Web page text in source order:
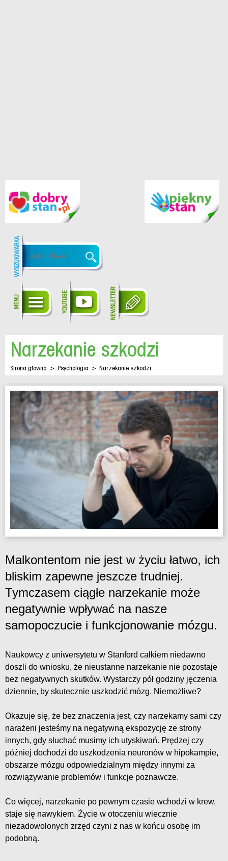
Narzekanie szkodzi
Strona główna > Psychologia > Narzekanie szkodzi
Malkontentom nie jest w życiu łatwo, ich
bliskim zapewne jeszcze trudniej.
Tymczasem ciągłe narzekanie może
negatywnie wpływać na nasze
samopoczucie i funkcjonowanie mózgu.
Naukowcy z uniwersytetu w Stanford całkiem niedawno
doszli do wniosku, że nieustanne narzekanie nie pozostaje
bez negatywnych skutków. Wystarczy pół godziny jęczenia
dziennie, by skutecznie uszkodzić mózg. Niemożliwe?
Okazuje się, że bez znaczenia jest, czy narzekamy sami czy
narażeni jesteśmy na negatywną ekspozycję ze strony
innych, gdy słuchać musimy ich utyskiwań. Prędzej czy
później dochodzi do uszkodzenia neuronów w hipokampie,
obszarze mózgu odpowiedzialnym między innymi za
rozwiązywanie problemów i funkcje poznawcze.
Co więcej, narzekanie po pewnym czasie wchodzi w krew,
staje się nawykiem. Życie w otoczeniu wiecznie
niezadowolonych zrzęd czyni z nas w końcu osobę im
podobną.